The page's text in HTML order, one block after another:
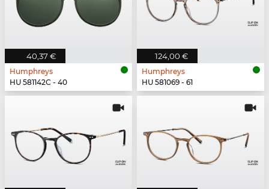
40,37 €
Humphreys
HU 581142C - 40
124,00 €
Humphreys
HU 581069 - 61